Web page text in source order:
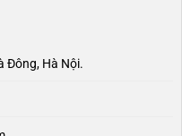
Đông, Hà Nội.